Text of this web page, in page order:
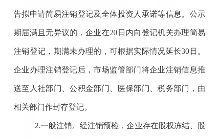
告拟申请简易注销登记及全体投资人承诺等信息。公示
期届满且无异议的，企业在20日内向登记机关办理简易
注销登记，期满未办理的，可根据实际情况延长30日。
企业办理注销登记后，市场监管部门将企业注销信息推
送至人社部门、公积金部门、医保部门、税务部门，由
相关部门作封存登记。
2.一般注销。经注销预检，企业存在股权冻结、股